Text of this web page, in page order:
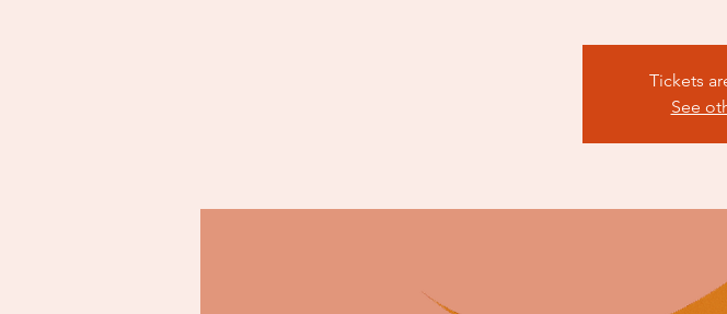
Tickets
See